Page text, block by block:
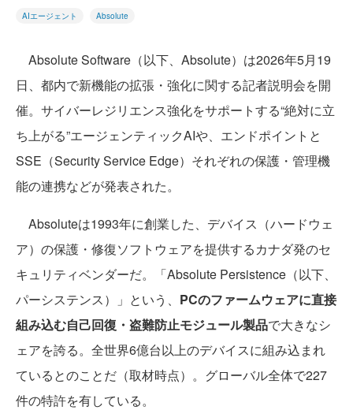
AIエージェント Absolute
Absolute Software（以下、Absolute）は2026年5月19
日、都内で新機能の拡張・強化に関する記者説明会を開
催。サイバーレジリエンス強化をサポートする“絶対に立
ち上がる”エージェンティックAIや、エンドポイントと
SSE（Security Service Edge）それぞれの保護・管理機
能の連携などが発表された。
Absoluteは1993年に創業した、デバイス（ハードウェ
ア）の保護・修復ソフトウェアを提供するカナダ発のセ
キュリティベンダーだ。「Absolute Persistence（以下、
パーシステンス）」という、 PCのファームウェアに直接
組み込む自己回復・盗難防止モジュール製品で大きなシ
ェアを誇る。全世界6億台以上のデバイスに組み込まれ
ているとのことだ（取材時点）。グローバル全体で227
件の特許を有している。